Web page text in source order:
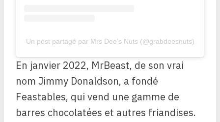
Un post partagé par Mrs Dee’s Nuts (@grabdeesnuts)
En janvier 2022, MrBeast, de son vrai
nom Jimmy Donaldson, a fondé
Feastables, qui vend une gamme de
barres chocolatées et autres friandises.